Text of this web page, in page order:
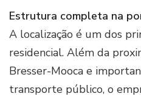
Estrutura completa na
A localização é um dos
residencial. Além da
Bresser-Mooca e
transporte público, o